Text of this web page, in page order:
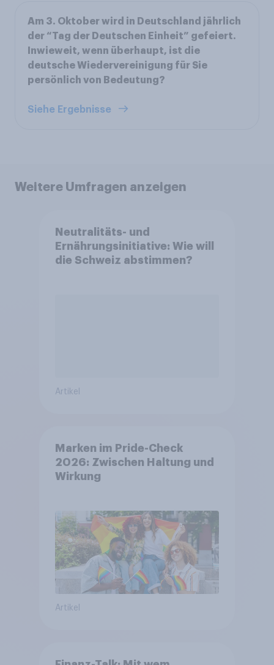
Am 3. Oktober wird in Deutschland jährlich
der “Tag der Deutschen Einheit” gefeiert.
Inwieweit, wenn überhaupt, ist die
deutsche Wiedervereinigung für Sie
persönlich von Bedeutung?
Siehe Ergebnisse
Weitere Umfragen anzeigen
Neutralitäts- und
Ernährungsinitiative: Wie will
die Schweiz abstimmen?
Artikel
Marken im Pride-Check
2026: Zwischen Haltung und
Wirkung
Artikel